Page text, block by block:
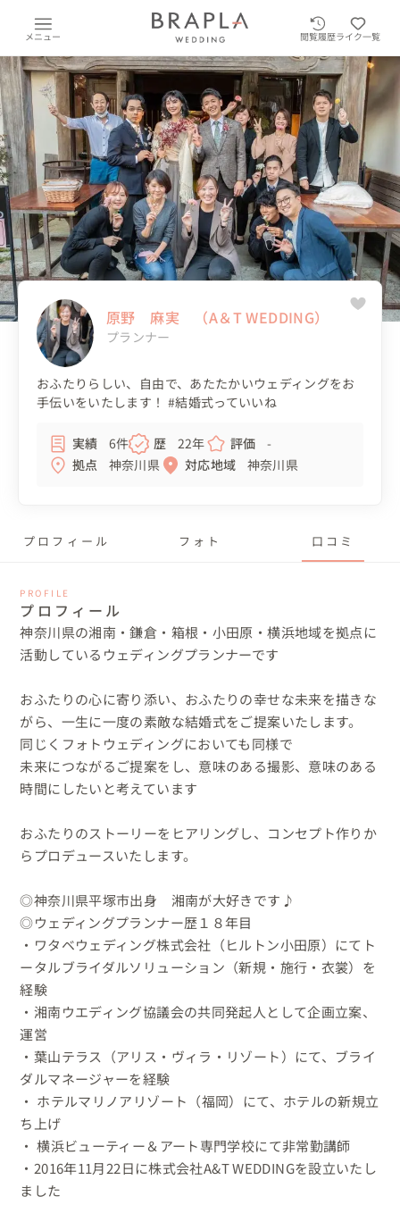
メニュー 閲覧履歴ライク一覧
原野 麻実 （A＆T WEDDING）
プランナー
おふたりらしい、自由で、あたたかいウェディングをお
手伝いをいたします！ #結婚式っていいね
実績 6件 歴 22年 評価
-
拠点
神奈川県 対応地域 神奈川県
プロフィール フォト 口コミ
PROFILE
プロフィール
神奈川県の湘南・鎌倉・箱根・小田原・横浜地域を拠点に
活動しているウェディングプランナーです
おふたりの心に寄り添い、おふたりの幸せな未来を描きな
がら、一生に一度の素敵な結婚式をご提案いたします。
同じくフォトウェディングにおいても同様で
未来につながるご提案をし、意味のある撮影、意味のある
時間にしたいと考えています
おふたりのストーリーをヒアリングし、コンセプト作りか
らプロデュースいたします。
◎神奈川県平塚市出身　湘南が大好きです♪
◎ウェディングプランナー歴１８年目
・ワタベウェディング株式会社（ヒルトン小田原）にてト
ータルブライダルソリューション（新規・施行・衣裳）を
経験
・湘南ウエディング協議会の共同発起人として企画立案、
運営
・葉山テラス（アリス・ヴィラ・リゾート）にて、ブライ
ダルマネージャーを経験
・ ホテルマリノアリゾート（福岡）にて、ホテルの新規立
ち上げ
・ 横浜ビューティー＆アート専門学校‎にて非常勤講師
・2016年11月22日に株式会社A&T WEDDINGを設立いたし
ました